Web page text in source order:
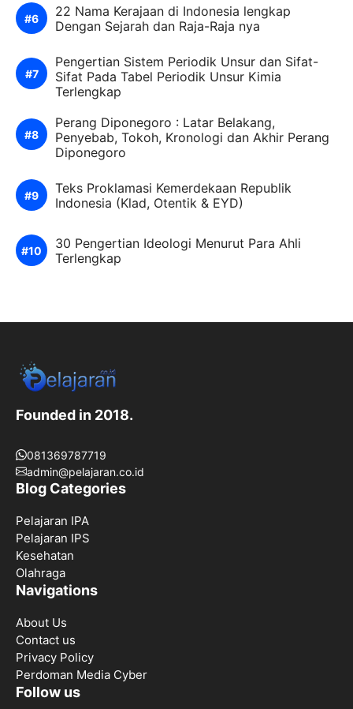
22 Nama Kerajaan di Indonesia lengkap
Dengan Sejarah dan Raja-Raja nya
Pengertian Sistem Periodik Unsur dan Sifat-
Sifat Pada Tabel Periodik Unsur Kimia
Terlengkap
Perang Diponegoro : Latar Belakang,
Penyebab, Tokoh, Kronologi dan Akhir Perang
Diponegoro
Teks Proklamasi Kemerdekaan Republik
Indonesia (Klad, Otentik & EYD)
30 Pengertian Ideologi Menurut Para Ahli
Terlengkap
Founded in 2018.
081369787719
admin@pelajaran.co.id
Blog Categories
Pelajaran IPA
Pelajaran IPS
Kesehatan
Olahraga
Navigations
About Us
Contact us
Privacy Policy
Perdoman Media Cyber
Follow us